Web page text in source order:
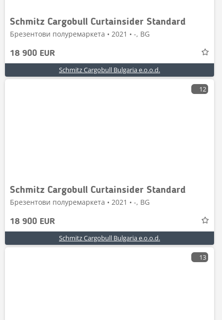
Schmitz Cargobull Curtainsider Standard
Брезентови полуремаркета • 2021 • -, BG
18 900 EUR
Schmitz Cargobull Bulgaria e.o.o.d.
12
Schmitz Cargobull Curtainsider Standard
Брезентови полуремаркета • 2021 • -, BG
18 900 EUR
Schmitz Cargobull Bulgaria e.o.o.d.
13